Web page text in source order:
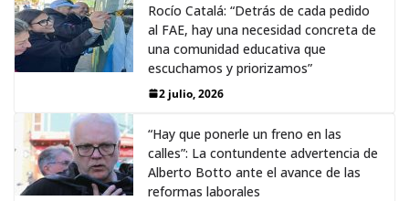
Rocío Catalá: “Detrás de cada pedido
al FAE, hay una necesidad concreta de
una comunidad educativa que
escuchamos y priorizamos”
2 julio, 2026
“Hay que ponerle un freno en las
calles”: La contundente advertencia de
Alberto Botto ante el avance de las
reformas laborales